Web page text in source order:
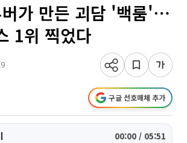
가 만든 괴담 '백룸'⋯
1위 찍었다
구글 선호매체 추가
00:00 / 05:51